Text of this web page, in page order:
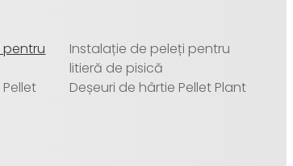
pentru
Instalație de peleți pentru
litieră de pisică
Deșeuri de hârtie Pellet Plant